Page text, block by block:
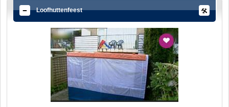
Loofhuttenfeest